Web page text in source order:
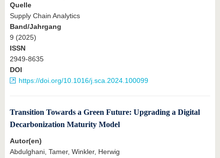
Quelle
Supply Chain Analytics
Band/Jahrgang
9 (2025)
ISSN
2949-8635
DOI
https://doi.org/10.1016/j.sca.2024.100099
Transition Towards a Green Future: Upgrading a Digital
Decarbonization Maturity Model
Autor(en)
Abdulghani, Tamer, Winkler, Herwig